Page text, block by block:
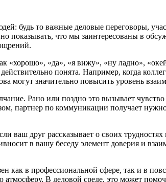
будь то важные деловые переговоры,
показывать, что мы заинтересованы в
«хорошо», «да», «я вижу», «ну ладно»,
понята. Например, когда
могут значительно повысить уровень
Рано или поздно это вызывает
партнер по коммуникации получает
друг рассказывает о своих трудностях
в вашу беседу элемент доверия и
в профессиональной сфере, так и в
В деловой среде, это может